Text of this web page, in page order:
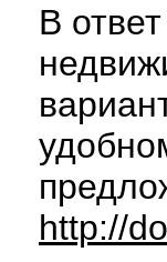
В
http://